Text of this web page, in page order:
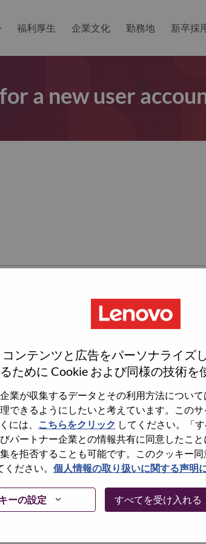
ンテンツと広告をパーソナライズ
ために Cookie および同様の技術を
業が収集するデータとその利用方法につい
できるようにしたいと考えています。この
には、
こちらをクリック してください。「
パートナー企業との情報共有に同意したこ
を拒否することも可能です。このクッキー
ださい。 個人情報の取り扱いに関する声明
ーの設定 すべてを受け入れる
福利厚生 企業文化 勤務地 新卒採
a new user
うか。その場合、あなたのメールアドレスは
て「Forget Password?」をクリックして頂け
題が発生した場合は、エラーの詳細内容と該
、当社HRサポート 担当
けますか。またメールの件名に「Applicant
後、サポート担当よりご連絡いたします。